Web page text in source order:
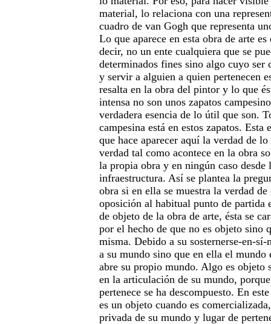
material, lo relaciona con una
cuadro de van Gogh que representa
Lo que aparece en esta obra de arte
decir, no un ente cualquiera que se
determinados fines sino algo cuyo ser
y servir a alguien a quien pertenecen
resalta en la obra del pintor y lo que
intensa no son unos zapatos
verdadera esencia de lo útil que son.
campesina está en estos zapatos.
que hace aparecer aquí la verdad de
verdad tal como acontece en la obra
la propia obra y en ningún caso desde
infraestructura. Así se plantea la
obra si en ella se muestra la verdad de
oposición al habitual punto de partida
de objeto de la obra de arte, ésta se
por el hecho de que no es objeto sino
misma. Debido a su sosternerse-en-
a su mundo sino que en ella el mundo
abre su propio mundo. Algo es objeto
en la articulación de su mundo,
pertenece se ha descompuesto. En
es un objeto cuando es
privada de su mundo y lugar de